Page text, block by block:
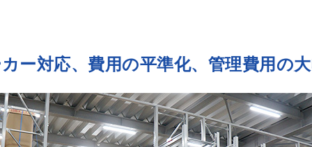
ー対応、費用の平準化、管理費用の